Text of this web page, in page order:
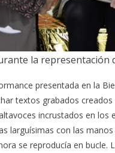
la representación
presentada en la
textos grabados
incrustados en
larguísimas con las
se reproducía en